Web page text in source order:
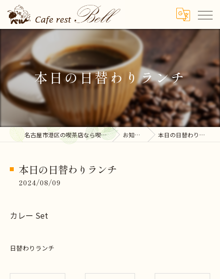
本日の日替わりランチ
名古屋市港区の喫茶店なら喫茶ベル お知らせ 本日の日替わりランチ
本日の日替わりランチ
2024/08/09
カレー Set
日替わりランチ